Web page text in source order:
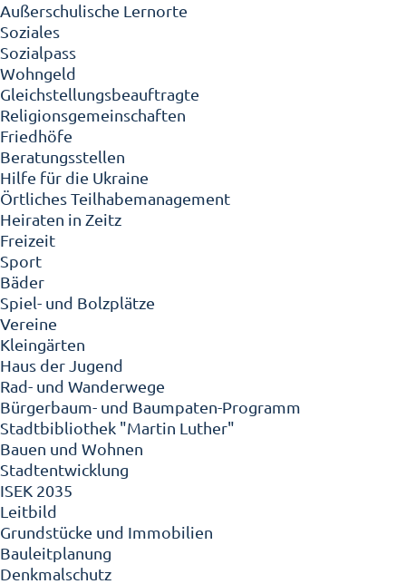
Außerschulische Lernorte
Soziales
Sozialpass
Wohngeld
Gleichstellungsbeauftragte
Religionsgemeinschaften
Friedhöfe
Beratungsstellen
Hilfe für die Ukraine
Örtliches Teilhabemanagement
Heiraten in Zeitz
Freizeit
Sport
Bäder
Spiel- und Bolzplätze
Vereine
Kleingärten
Haus der Jugend
Rad- und Wanderwege
Bürgerbaum- und Baumpaten-Programm
Stadtbibliothek "Martin Luther"
Bauen und Wohnen
Stadtentwicklung
ISEK 2035
Leitbild
Grundstücke und Immobilien
Bauleitplanung
Denkmalschutz